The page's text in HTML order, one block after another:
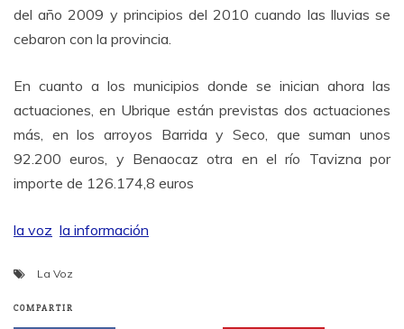
del año 2009 y principios del 2010 cuando las lluvias se
cebaron con la provincia.
En cuanto a los municipios donde se inician ahora las
actuaciones, en Ubrique están previstas dos actuaciones
más, en los arroyos Barrida y Seco, que suman unos
92.200 euros, y Benaocaz otra en el río Tavizna por
importe de 126.174,8 euros
la voz la información
La Voz
COMPARTIR